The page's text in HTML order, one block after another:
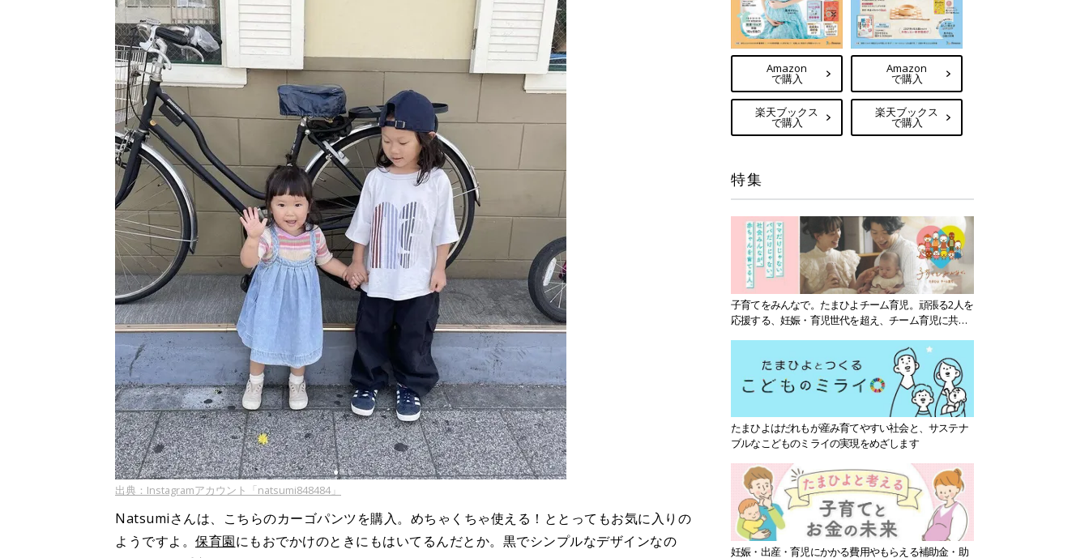
出典：Instagramアカウント「natsumi848484」
Natsumiさんは、こちらのカーゴパンツを購入。めちゃくちゃ使える！ととってもお気に入りの
ようですよ。 保育園にもおでかけのときにもはいてるんだとか。黒でシンプルなデザインなの
Amazon
で購入
楽天ブックス
で購入
Amazon
で購入
楽天ブックス
で購入
特集
子育てをみんなで。たまひよチーム育児。頑張る2人を
応援する、妊娠・育児世代を超え、チーム育児に共感
たまひよはだれもが産み育てやすい社会と、サステナ
ブルなこどものミライの実現をめざします
妊娠・出産・育児にかかる費用やもらえる補助金・助